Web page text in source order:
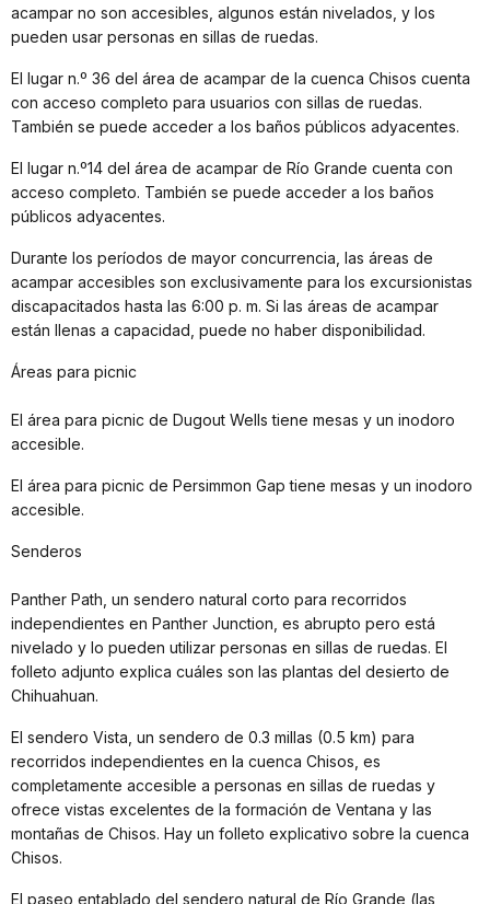
acampar no son accesibles, algunos están nivelados, y los
pueden usar personas en sillas de ruedas.
El lugar n.º 36 del área de acampar de la cuenca Chisos cuenta
con acceso completo para usuarios con sillas de ruedas.
También se puede acceder a los baños públicos adyacentes.
El lugar n.º14 del área de acampar de Río Grande cuenta con
acceso completo. También se puede acceder a los baños
públicos adyacentes.
Durante los períodos de mayor concurrencia, las áreas de
acampar accesibles son exclusivamente para los excursionistas
discapacitados hasta las 6:00 p. m. Si las áreas de acampar
están llenas a capacidad, puede no haber disponibilidad.
Áreas para picnic
El área para picnic de Dugout Wells tiene mesas y un inodoro
accesible.
El área para picnic de Persimmon Gap tiene mesas y un inodoro
accesible.
Senderos
Panther Path, un sendero natural corto para recorridos
independientes en Panther Junction, es abrupto pero está
nivelado y lo pueden utilizar personas en sillas de ruedas. El
folleto adjunto explica cuáles son las plantas del desierto de
Chihuahuan.
El sendero Vista, un sendero de 0.3 millas (0.5 km) para
recorridos independientes en la cuenca Chisos, es
completamente accesible a personas en sillas de ruedas y
ofrece vistas excelentes de la formación de Ventana y las
montañas de Chisos. Hay un folleto explicativo sobre la cuenca
Chisos.
El paseo entablado del sendero natural de Río Grande (las